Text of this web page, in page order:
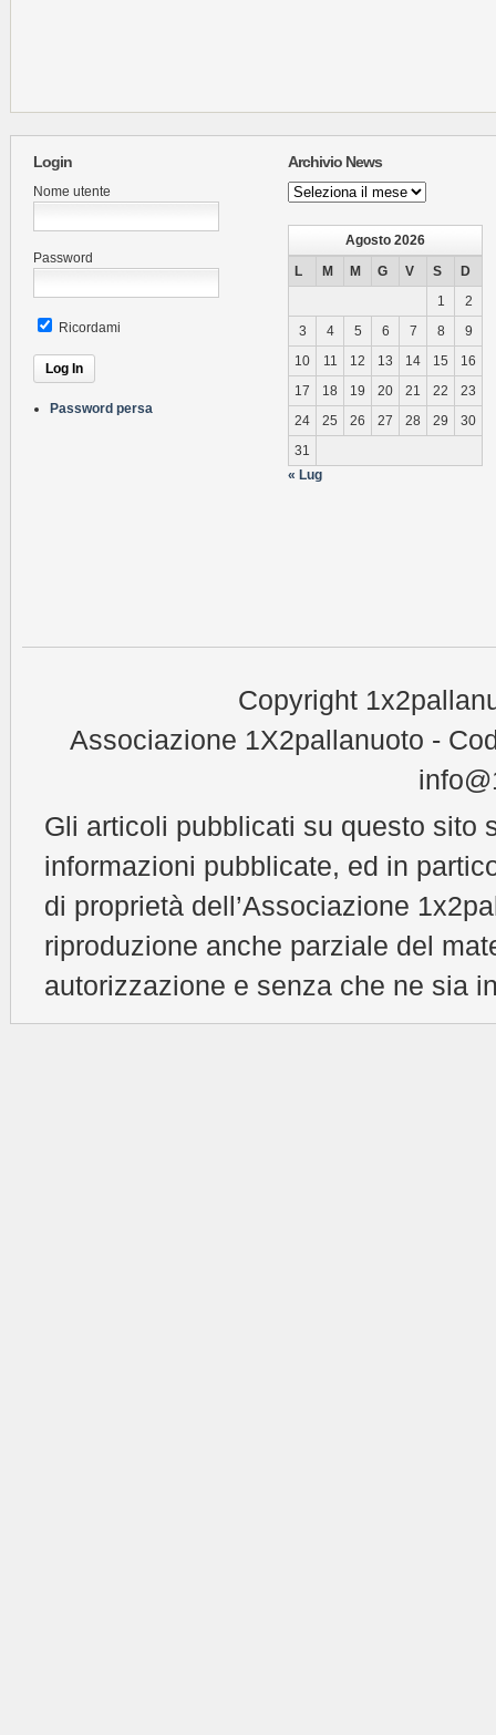
Login
Nome utente
Password
Ricordami
Password persa
Archivio News
Archivio
News
Agosto 2026
L
M M G V S
D
1
2
3
4 5 6 7 8
9
10
11 12 13 14 15
16
17
18 19 20 21 22
23
24
25 26 27 28 29
30
31
« Lug
Copyright
Associazione 1X2pallanuoto -
Gli articoli pubblicati su questo sito
informazioni pubblicate, ed in
di proprietà dell’Associazione
riproduzione anche parziale del
autorizzazione e senza che ne sia